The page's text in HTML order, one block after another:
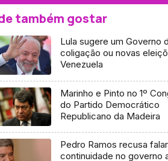
também gostar
Lula sugere um Governo
coligação ou novas
Venezuela
Marinho e Pinto no 1º
do Partido Democrático
Republicano da Madeira
Pedro Ramos recusa
continuidade no governo